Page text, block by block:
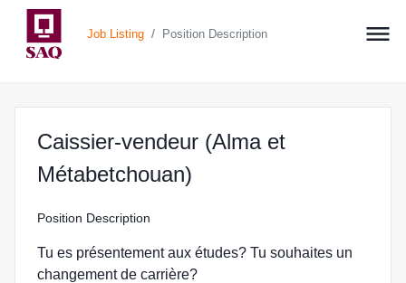
Job Listing / Position Description
Caissier-vendeur (Alma et
Métabetchouan)
Position Description
Tu es présentement aux études? Tu souhaites un
changement de carrière?